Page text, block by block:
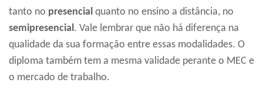
tanto no presencial quanto no ensino a distância, no
semipresencial. Vale lembrar que não há diferença na
qualidade da sua formação entre essas modalidades. O
diploma também tem a mesma validade perante o MEC e
o mercado de trabalho.